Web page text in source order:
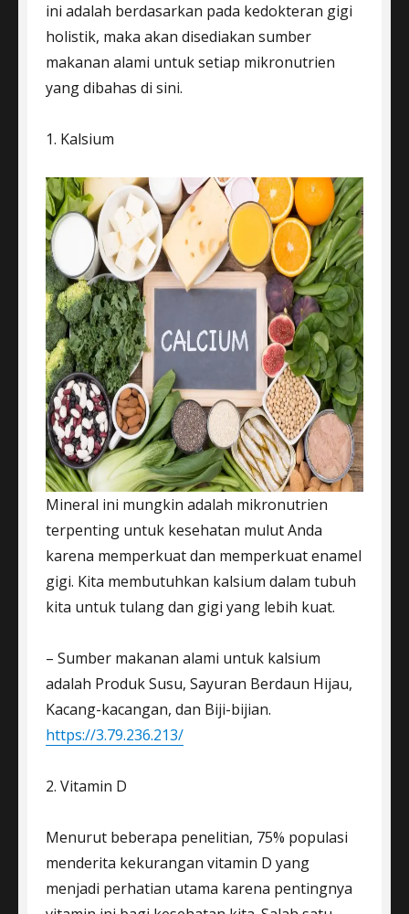
ini adalah berdasarkan pada kedokteran gigi
holistik, maka akan disediakan sumber
makanan alami untuk setiap mikronutrien
yang dibahas di sini.
1. Kalsium
Mineral ini mungkin adalah mikronutrien
terpenting untuk kesehatan mulut Anda
karena memperkuat dan memperkuat enamel
gigi. Kita membutuhkan kalsium dalam tubuh
kita untuk tulang dan gigi yang lebih kuat.
– Sumber makanan alami untuk kalsium
adalah Produk Susu, Sayuran Berdaun Hijau,
Kacang-kacangan, dan Biji-bijian.
https://3.79.236.213/
2. Vitamin D
Menurut beberapa penelitian, 75% populasi
menderita kekurangan vitamin D yang
menjadi perhatian utama karena pentingnya